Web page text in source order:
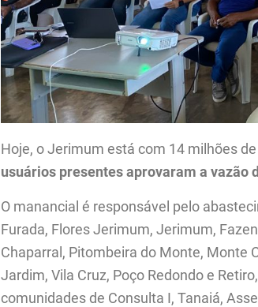
Hoje, o Jerimum está com 14 milhões
usuários presentes aprovaram a vazão
O manancial é responsável pelo
Furada, Flores Jerimum, Jerimum,
Chaparral, Pitombeira do Monte, Monte
Jardim, Vila Cruz, Poço Redondo e
comunidades de Consulta I, Tanaiá,